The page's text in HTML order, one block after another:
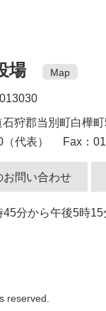
場 Map
狩郡当別町白樺
（代表） Fax：
お問い合わせ
分から午後5時
reserved.